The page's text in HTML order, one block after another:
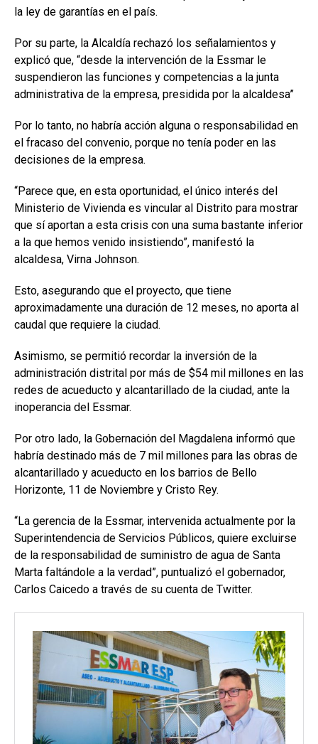
la ley de garantías en el país.
Por su parte, la Alcaldía rechazó los señalamientos y
explicó que, “desde la intervención de la Essmar le
suspendieron las funciones y competencias a la junta
administrativa de la empresa, presidida por la alcaldesa”
Por lo tanto, no habría acción alguna o responsabilidad en
el fracaso del convenio, porque no tenía poder en las
decisiones de la empresa.
“Parece que, en esta oportunidad, el único interés del
Ministerio de Vivienda es vincular al Distrito para mostrar
que sí aportan a esta crisis con una suma bastante inferior
a la que hemos venido insistiendo”, manifestó la
alcaldesa, Virna Johnson.
Esto, asegurando que el proyecto, que tiene
aproximadamente una duración de 12 meses, no aporta al
caudal que requiere la ciudad.
Asimismo, se permitió recordar la inversión de la
administración distrital por más de $54 mil millones en las
redes de acueducto y alcantarillado de la ciudad, ante la
inoperancia del Essmar.
Por otro lado, la Gobernación del Magdalena informó que
habría destinado más de 7 mil millones para las obras de
alcantarillado y acueducto en los barrios de Bello
Horizonte, 11 de Noviembre y Cristo Rey.
“La gerencia de la Essmar, intervenida actualmente por la
Superintendencia de Servicios Públicos, quiere excluirse
de la responsabilidad de suministro de agua de Santa
Marta faltándole a la verdad”, puntualizó el gobernador,
Carlos Caicedo a través de su cuenta de Twitter.